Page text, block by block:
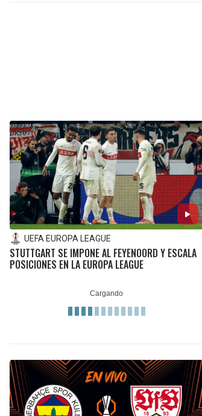
UEFA EUROPA LEAGUE
STUTTGART SE IMPONE AL FEYENOORD Y ESCALA
POSICIONES EN LA EUROPA LEAGUE